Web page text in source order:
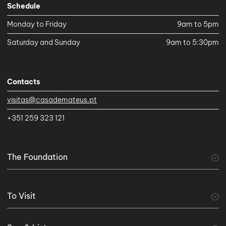
Schedule
Monday to Friday
9am to 5pm
Saturday and Sunday
9am to 5:30pm
Contacts
visitas@casademateus.pt
+351 259 323 121
The Foundation
History of the Foundation
To Visit